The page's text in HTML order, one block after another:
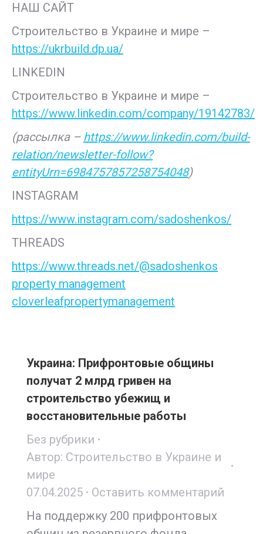
НАШ САЙТ
Строительство в Украине и мире –
https://ukrbuild.dp.ua/
LINKEDIN
Строительство в Украине и мире –
https://www.linkedin.com/company/19142783/
(рассылка – https://www.linkedin.com/build-
relation/newsletter-follow?
entityUrn=6984757857258754048)
INSTAGRAM
https://www.instagram.com/sadoshenkos/
THREADS
https://www.threads.net/@sadoshenkos
property management
cloverleafpropertymanagement
Украина: Прифронтовые общины
получат 2 млрд гривен на
строительство убежищ и
восстановительные работы
Без рубрики
Автор: Строительство в Украине и
мире
07.04.2025
Оставить комментарий
На поддержку 200 прифронтовых